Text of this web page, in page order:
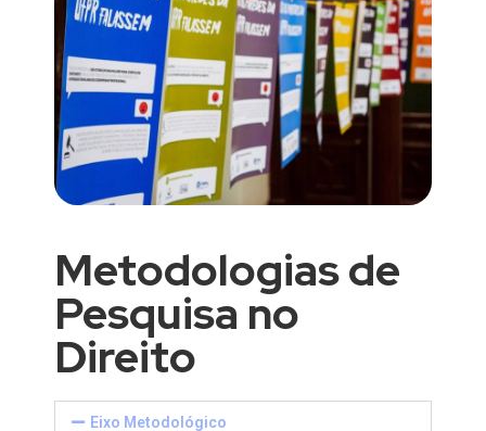
Metodologias de
Pesquisa no
Direito
Eixo Metodológico